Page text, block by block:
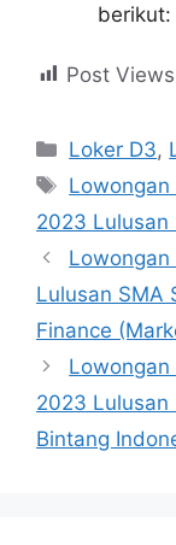
berikut:
Post
Kategori
Loker D3,
Tag
Lowongan
2023 Lulusan
Lowongan
Lulusan SMA
Finance
Lowongan
2023 Lulusan
Bintang